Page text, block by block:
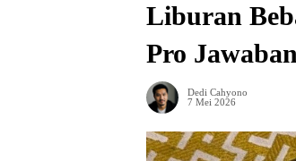
Liburan
Pro
Dedi Cahyono
7 Mei 2026